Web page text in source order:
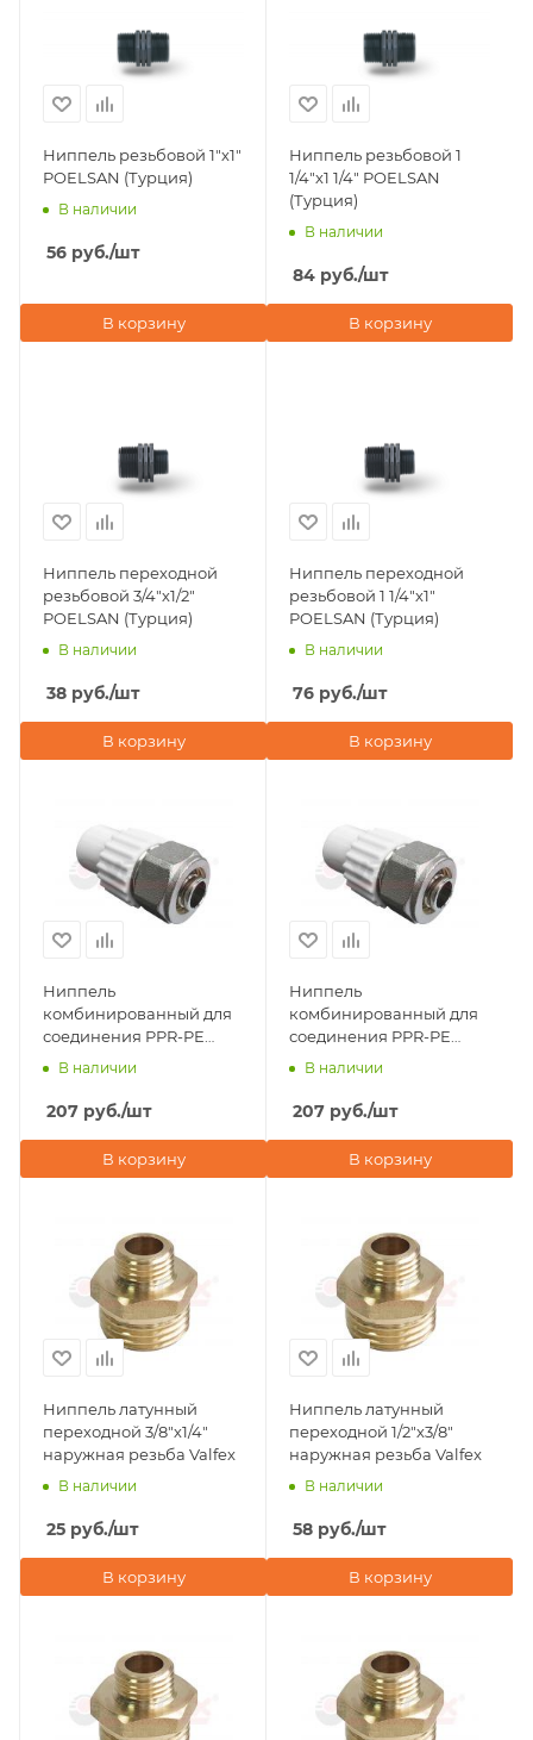
Ниппель резьбовой 1"х1"
POELSAN (Турция)
В наличии
56 руб./шт
В корзину
Ниппель резьбовой 1
1/4"х1 1/4" POELSAN
(Турция)
В наличии
84 руб./шт
В корзину
Ниппель переходной
резьбовой 3/4"х1/2"
POELSAN (Турция)
В наличии
38 руб./шт
В корзину
Ниппель переходной
резьбовой 1 1/4"х1"
POELSAN (Турция)
В наличии
76 руб./шт
В корзину
Ниппель
комбинированный для
соединения PPR-PE
труб 20х16 Valfex, серый
В наличии
207 руб./шт
В корзину
Ниппель
комбинированный для
соединения PPR-PE
труб 20х16 Valfex, белый
В наличии
207 руб./шт
В корзину
Ниппель латунный
переходной 3/8"х1/4"
наружная резьба Valfex
В наличии
25 руб./шт
В корзину
Ниппель латунный
переходной 1/2"х3/8"
наружная резьба Valfex
В наличии
58 руб./шт
В корзину